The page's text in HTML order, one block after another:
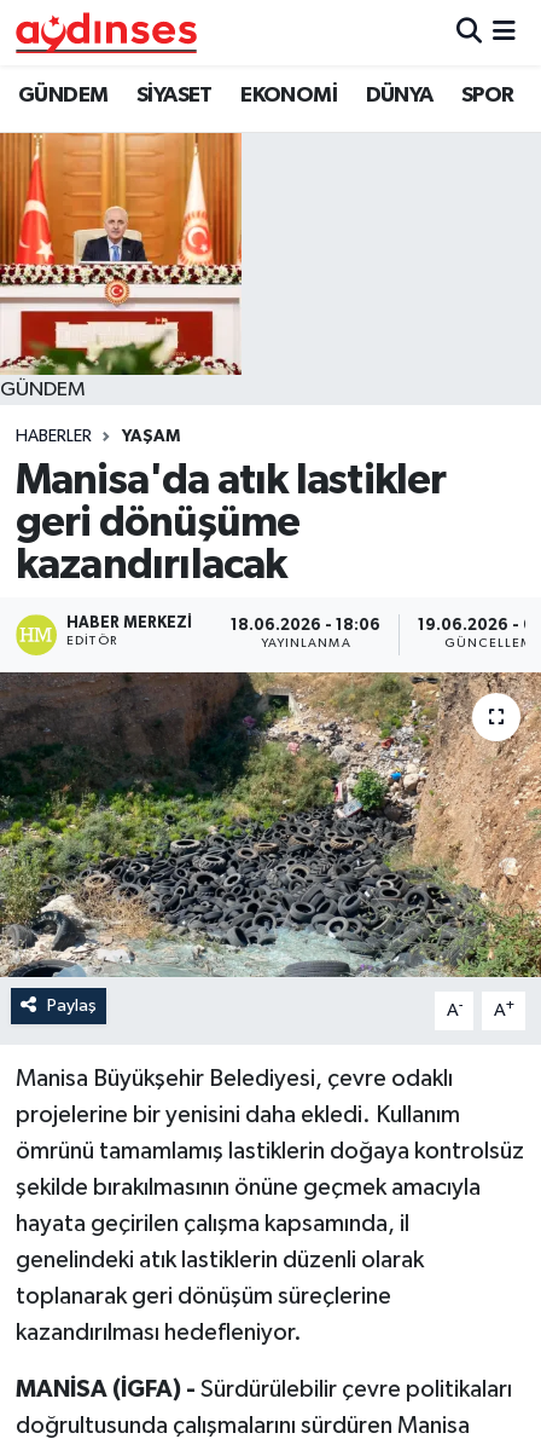
GÜNDEM SİYASET EKONOMİ DÜNYA SPOR
GÜNDEM
HABERLER YAŞAM
Manisa'da atık lastikler
geri dönüşüme
kazandırılacak
HABER MERKEZI
EDITÖR
18.06.2026 - 18:06
YAYINLANMA
19.06.2026 -
GÜNCELLEME
Paylaş A- A+
Manisa Büyükşehir Belediyesi, çevre odaklı
projelerine bir yenisini daha ekledi. Kullanım
ömrünü tamamlamış lastiklerin doğaya kontrolsüz
şekilde bırakılmasının önüne geçmek amacıyla
hayata geçirilen çalışma kapsamında, il
genelindeki atık lastiklerin düzenli olarak
toplanarak geri dönüşüm süreçlerine
kazandırılması hedefleniyor.
MANİSA (İGFA) - Sürdürülebilir çevre politikaları
doğrultusunda çalışmalarını sürdüren Manisa
GÜNDEM
SİYASET
EKONOMİ
DÜNYA
SPOR
MAGAZİN
YAŞAM
Nöbetçi Eczaneler
Hava Durumu
Aydin Namaz Vakitleri
Trafik Durumu
Süper Lig Puan Durumu ve Fikstür
Tüm Manşetler
Son Dakika Haberleri
Haber Arşivi